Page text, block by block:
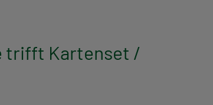
trifft Kartenset /